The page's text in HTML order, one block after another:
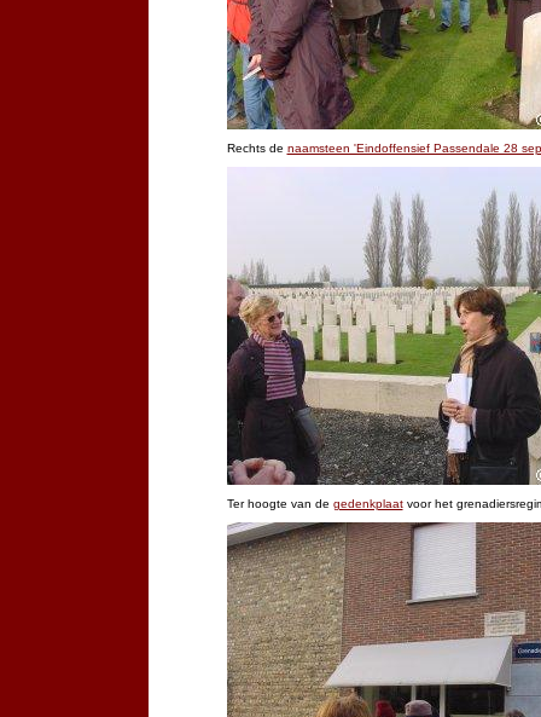
Rechts de naamsteen 'Eindoffensief Passendale 28
Ter hoogte van de gedenkplaatvoor het